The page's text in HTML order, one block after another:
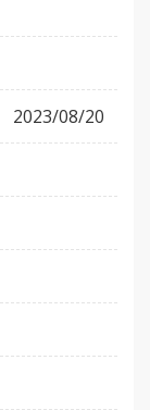
2023/08/20